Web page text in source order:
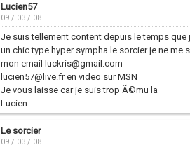
Lucien57
09 / 03 / 08
Je suis tellement content depuis le temps
un chic type hyper sympha le sorcier je ne
mon email luckris@gmail.com
lucien57@live.fr en video sur MSN
Je vous laisse car je suis trop Ã©mu la
Lucien
Le sorcier
09 / 03 / 08